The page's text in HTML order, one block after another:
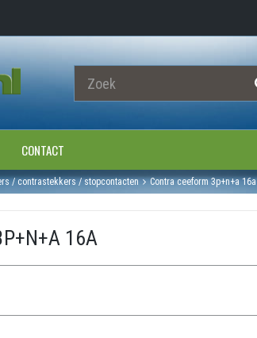
CONTACT
/ contrastekkers / stopcontacten Contra ceeform 3p+n+a 16a
16A